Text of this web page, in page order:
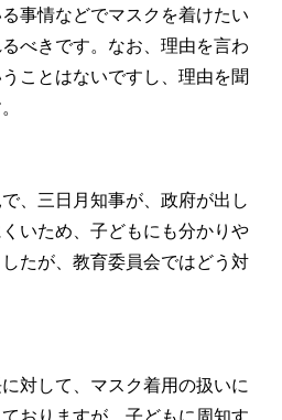
事情などでマスクを着けたい
べきです。なお、理由を言わ
ことはないですし、理由を聞
、三日月知事が、政府が出し
いため、子どもにも分かりや
たが、教育委員会ではどう対
対して、マスク着用の扱いに
おりますが、子どもに周知す